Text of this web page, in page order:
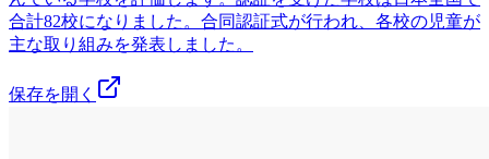
合計82校になりました。合同認証式が行われ、各校の児童が
主な取り組みを発表しました。
保存を開く